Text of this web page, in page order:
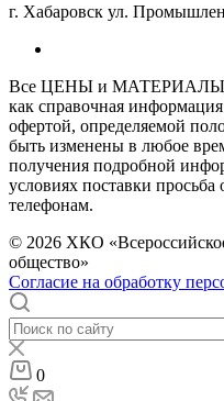
г. Хабаровск ул.
Все ЦЕНЫ и МАТЕРИАЛЫ,
как справочная
офертой, определяемой
быть изменены в любое
получения подробной
условиях поставки
телефонам.
© 2026 ХКО
общество»
Согласие на обработку
0